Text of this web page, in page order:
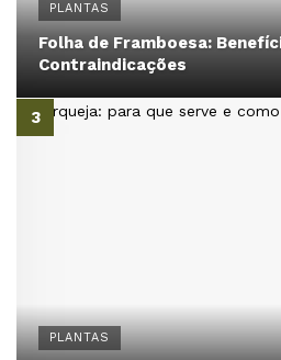
PLANTAS
Folha de Framboesa:
Contraindicações
PLANTAS